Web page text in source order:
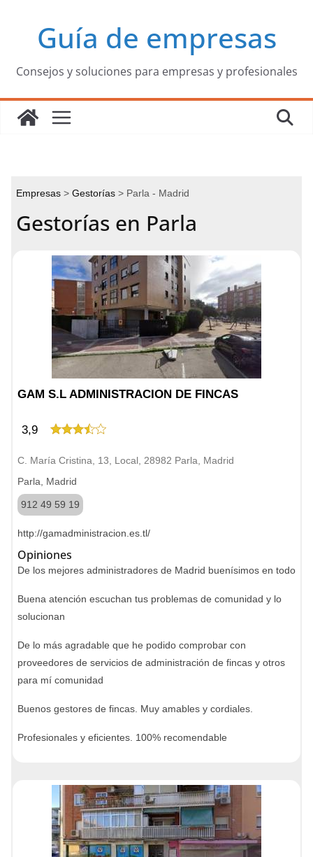
contenidoGuía de empresas
Consejos y soluciones para empresas y profesionales
Empresas Gestorías Parla - Madrid
Gestorías en Parla
GAM S.L ADMINISTRACION DE FINCAS
3,9
C. María Cristina, 13, Local, 28982 Parla, Madrid
Parla, Madrid
912 49 59 19
http://gamadministracion.es.tl/
Opiniones
De los mejores administradores de Madrid buenísimos en todo
Buena atención escuchan tus problemas de comunidad y lo
solucionan
De lo más agradable que he podido comprobar con
proveedores de servicios de administración de fincas y otros
para mí comunidad
Buenos gestores de fincas. Muy amables y cordiales.
Profesionales y eficientes. 100% recomendable